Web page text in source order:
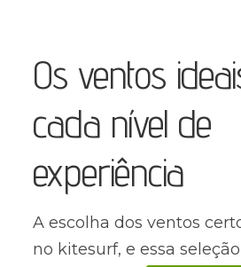
Os ventos
cada nível de
experiência
A escolha dos ventos
no kitesurf, e essa